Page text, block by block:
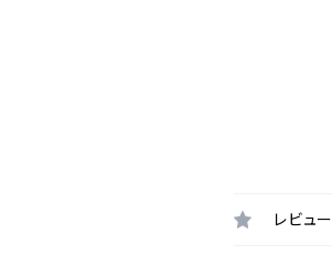
レビュー